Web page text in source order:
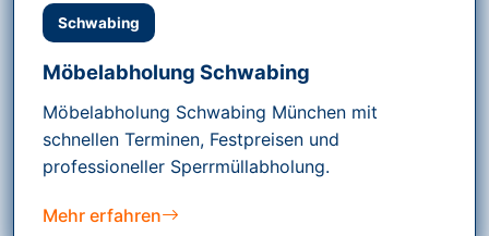
Schwabing
Möbelabholung Schwabing
Möbelabholung Schwabing München mit
schnellen Terminen, Festpreisen und
professioneller Sperrmüllabholung.
Mehr erfahren